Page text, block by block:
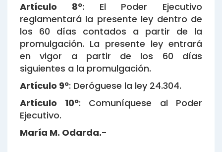
Artículo 8º: El Poder Ejecutivo
reglamentará la presente ley dentro de
los 60 días contados a partir de la
promulgación. La presente ley entrará
en vigor a partir de los 60 días
siguientes a la promulgación.
Artículo 9º: Deróguese la ley 24.304.
Artículo 10º: Comuníquese al Poder
Ejecutivo.
María M. Odarda.-